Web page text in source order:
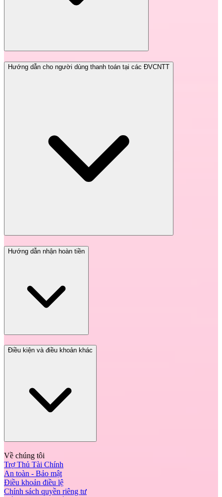
Hướng dẫn cho người dùng thanh toán tại các ĐVCNTT
Hướng dẫn nhận hoàn tiền
Điều kiện và điều khoản khác
Về chúng tôi
Trợ Thủ Tài Chính
An toàn - Bảo mật
Điều khoản điều lệ
Chính sách quyền riêng tư